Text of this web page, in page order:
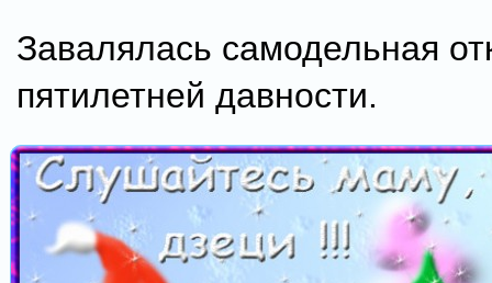
Завалялась самодельная
пятилетней давности.